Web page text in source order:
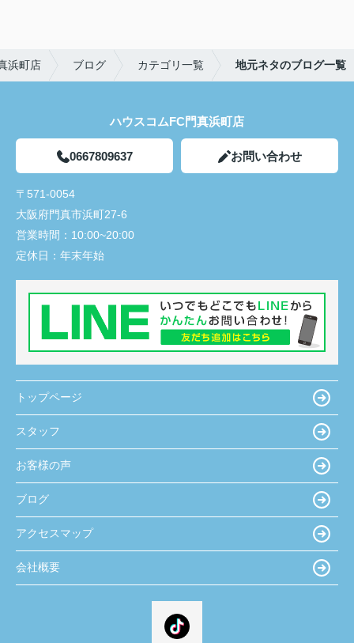
浜町店 ブログ カテゴリ一覧 地元ネタのブログ一覧
ハウスコムFC門真浜町店
0667809637 お問い合わせ
〒571-0054
大阪府門真市浜町27-6
営業時間： 10:00~20:00
定休日： 年末年始
トップページ
スタッフ
お客様の声
ブログ
アクセスマップ
会社概要